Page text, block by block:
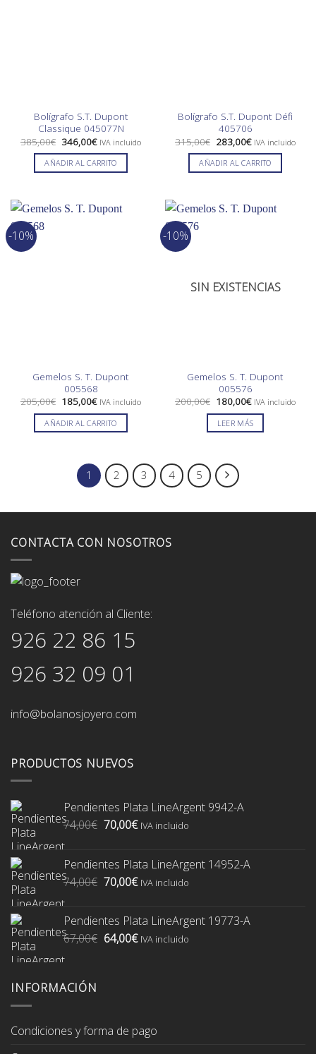
Bolígrafo S.T. Dupont
Classique 045077N
385,00€ El
precio
original
era:
385,00€.
346,00€El
precio
actual
es:
346,00€.
IVA incluido
AÑADIR AL CARRITO
Bolígrafo S.T. Dupont Défi
405706
315,00€ El
precio
original
era:
315,00€.
283,00€El
precio
actual
es:
283,00€.
IVA incluido
AÑADIR AL CARRITO
-10%
Gemelos S. T. Dupont
005568
205,00€ El
precio
original
era:
185,00€El
actual
es:
IVA incluido
AÑADIR AL CARRITO
-10%
SIN EXISTENCIAS
Gemelos S. T. Dupont
005576
200,00€ El
precio
original
era:
180,00€El
actual
es:
IVA incluido
LEER MÁS
1 2 3 4 5
CONTACTA CON NOSOTROS
Teléfono atención al Cliente:
926 22 86 15
926 32 09 01
info@bolanosjoyero.com
PRODUCTOS NUEVOS
Pendientes Plata LineArgent 9942-A
74,00€ El
era:
74,00€.
70,00€El
es:
70,00€.
IVA incluido
Pendientes Plata LineArgent 14952-A
74,00€ El
era:
74,00€.
70,00€El
es:
70,00€.
IVA incluido
Pendientes Plata LineArgent 19773-A
67,00€ El
64,00€ElIVA incluido
INFORMACIÓN
Condiciones y forma de pago